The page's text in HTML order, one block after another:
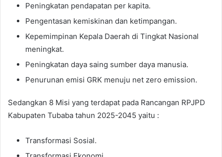
Peningkatan pendapatan per kapita.
Pengentasan kemiskinan dan ketimpangan.
Kepemimpinan Kepala Daerah di Tingkat Nasional
meningkat.
Peningkatan daya saing sumber daya manusia.
Penurunan emisi GRK menuju net zero emission.
Sedangkan 8 Misi yang terdapat pada Rancangan RPJPD
Kabupaten Tubaba tahun 2025-2045 yaitu :
Transformasi Sosial.